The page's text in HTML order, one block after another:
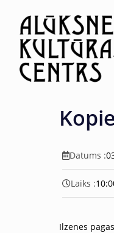
Datums :
Laiks :
Ilzenes